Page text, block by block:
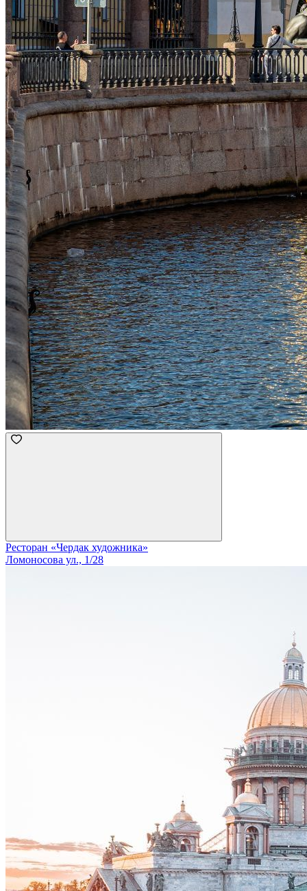
Ресторан «Чердак художника»
Ломоносова ул., 1/28